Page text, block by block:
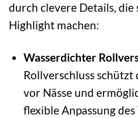
durch clevere Details, die
Highlight machen:
Wasserdichter
Rollverschluss
vor Nässe und
flexible Anpassung des